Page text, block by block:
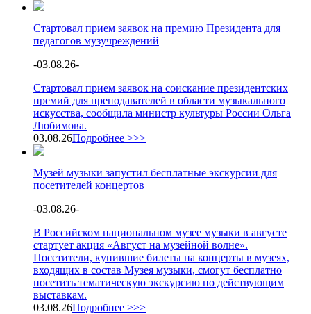
Стартовал прием заявок на премию Президента для
педагогов музучреждений
-03.08.26-
Стартовал прием заявок на соискание президентских
премий для преподавателей в области музыкального
искусства, сообщила министр культуры России Ольга
Любимова.
03.08.26Подробнее >>>
Музей музыки запустил бесплатные экскурсии для
посетителей концертов
-03.08.26-
В Российском национальном музее музыки в августе
стартует акция «Август на музейной волне».
Посетители, купившие билеты на концерты в музеях,
входящих в состав Музея музыки, смогут бесплатно
посетить тематическую экскурсию по действующим
выставкам.
03.08.26Подробнее >>>